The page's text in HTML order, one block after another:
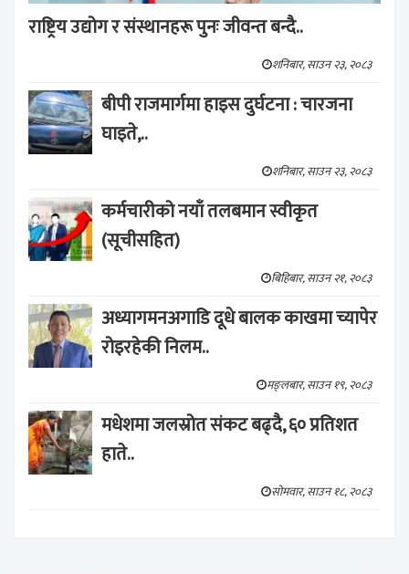
राष्ट्रिय उद्योग र संस्थानहरू पुनः जीवन्त बन्दै..
शनिबार, साउन २३, २०८३
बीपी राजमार्गमा हाइस दुर्घटना : चारजना
घाइते,..
शनिबार, साउन २३, २०८३
कर्मचारीको नयाँ तलबमान स्वीकृत
(सूचीसहित)
बिहिबार, साउन २१, २०८३
अध्यागमनअगाडि दूधे बालक काखमा च्यापेर
रोइरहेकी निलम..
मङ्लबार, साउन १९, २०८३
मधेशमा जलस्रोत संकट बढ्दै, ६० प्रतिशत
हाते..
सोमवार, साउन १८, २०८३